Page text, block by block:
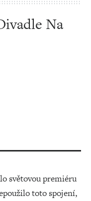
Na
světovou premiéru
toto spojení,